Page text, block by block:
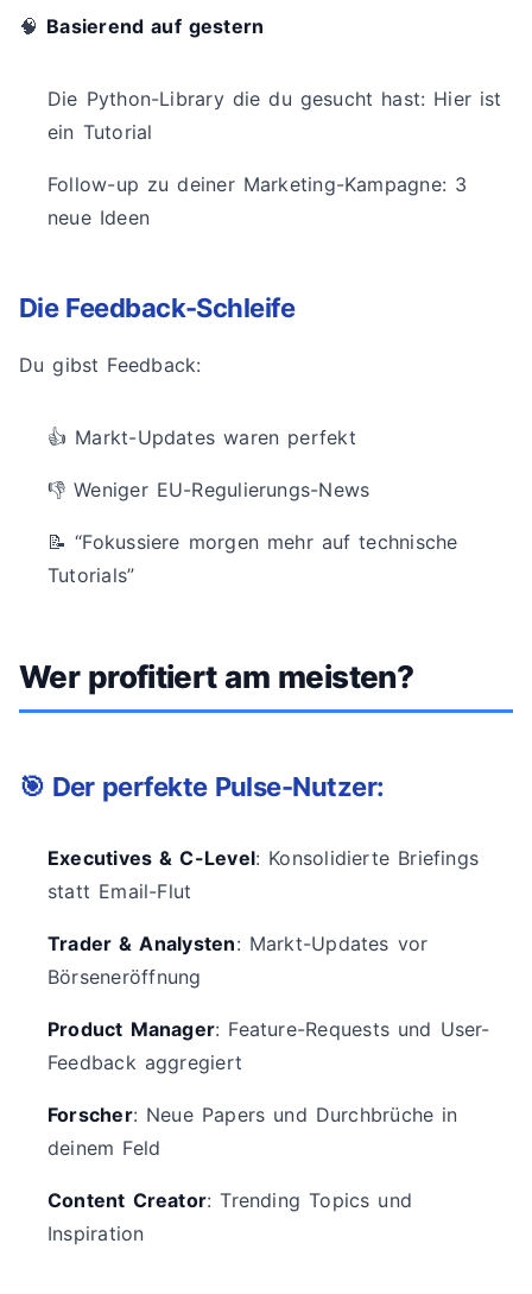
🧠 Basierend auf gestern
Die Python-Library die du gesucht hast: Hier ist
ein Tutorial
Follow-up zu deiner Marketing-Kampagne: 3
neue Ideen
Die Feedback-Schleife
Du gibst Feedback:
👍 Markt-Updates waren perfekt
👎 Weniger EU-Regulierungs-News
📝 “Fokussiere morgen mehr auf technische
Tutorials”
Wer profitiert am meisten?
🎯 Der perfekte Pulse-Nutzer:
Executives & C-Level: Konsolidierte Briefings
statt Email-Flut
Trader & Analysten: Markt-Updates vor
Börseneröffnung
Product Manager: Feature-Requests und User-
Feedback aggregiert
Forscher: Neue Papers und Durchbrüche in
deinem Feld
Content Creator: Trending Topics und
Inspiration